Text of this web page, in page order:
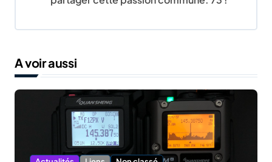
’
a
A voir aussi